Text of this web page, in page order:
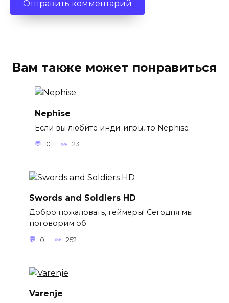
Вам также может понравиться
Nephise
Если вы любите инди-игры, то Nephise –
0 231
Swords and Soldiers HD
Добро пожаловать, геймеры! Сегодня мы
поговорим об
0 252
Varenje